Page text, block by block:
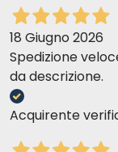
18 Giugno 2026
Spedizione
da descrizione.
Acquirente